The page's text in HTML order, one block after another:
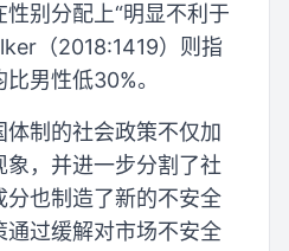
别分配上“明显不利于
（2018:1419）则指
男性低30%。
制的社会政策不仅加
，并进一步分割了社
分也制造了新的不安全
通过缓解对市场不安全